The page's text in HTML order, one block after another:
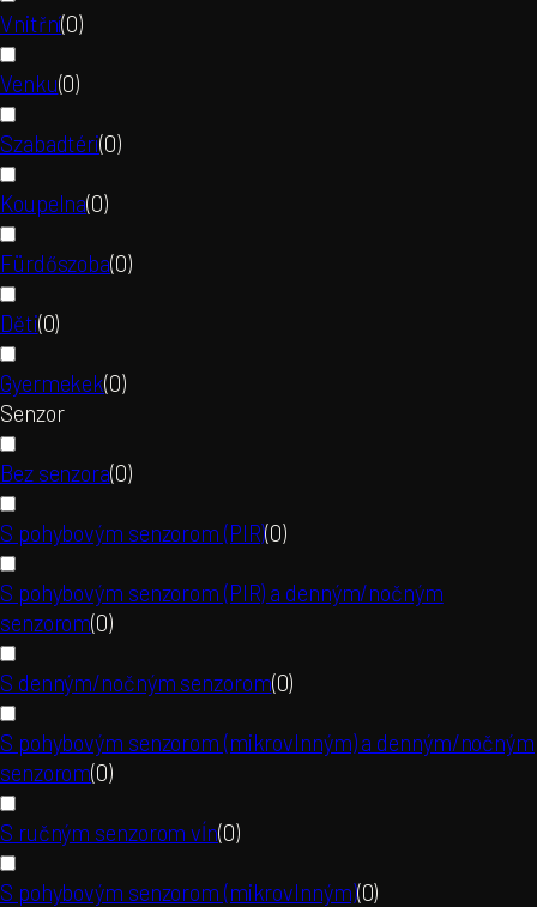
Vnitřní(0)
Venku(0)
Szabadtéri(0)
Koupelna(0)
Fürdőszoba(0)
Děti(0)
Gyermekek(0)
Senzor
Bez senzora(0)
S pohybovým senzorom (PIR)(0)
S pohybovým senzorom (PIR) a denným/nočným
senzorom(0)
S denným/nočným senzorom(0)
S pohybovým senzorom (mikrovlnným) a denným/nočným
senzorom(0)
S ručným senzorom vĺn(0)
S pohybovým senzorom (mikrovlnným)(0)